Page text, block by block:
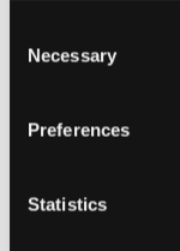
Selection
Necessary
Preferences
Statistics
Afgift til staten for